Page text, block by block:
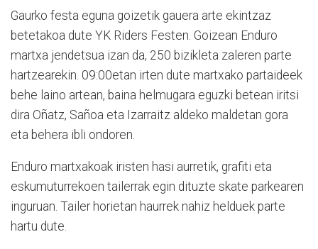
Gaurko festa eguna goizetik gauera arte ekintzaz
betetakoa dute YK Riders Festen. Goizean Enduro
martxa jendetsua izan da, 250 bizikleta zaleren parte
hartzearekin. 09:00etan irten dute martxako partaideek
behe laino artean, baina helmugara eguzki betean iritsi
dira Oñatz, Sañoa eta Izarraitz aldeko maldetan gora
eta behera ibli ondoren.
Enduro martxakoak iristen hasi aurretik, grafiti eta
eskumuturrekoen tailerrak egin dituzte skate parkearen
inguruan. Tailer horietan haurrek nahiz helduek parte
hartu dute.